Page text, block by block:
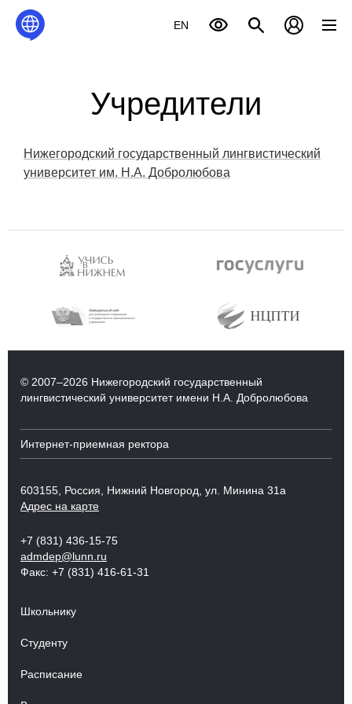
EN
Учредители
Нижегородский государственный лингвистический
университет им. Н.А. Добролюбова
© 2007–2026 Нижегородский государственный
лингвистический университет имени Н.А. Добролюбова
Интернет-приемная ректора
603155, Россия, Нижний Новгород, ул. Минина 31а
Адрес на карте
+7 (831) 436-15-75
admdep@lunn.ru
Факс: +7 (831) 416-61-31
Школьнику
Студенту
Расписание